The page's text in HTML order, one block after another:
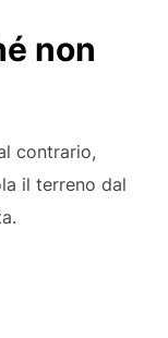
non
contrario,
il terreno dal